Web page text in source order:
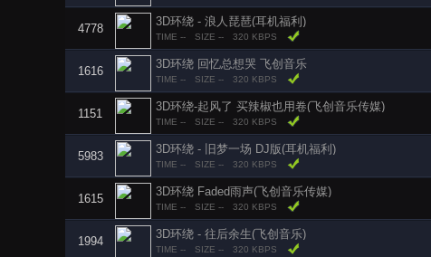
4778
3D环绕 - 浪人琵琶(耳机福利)
TIME -- SIZE -- 320 KBPS
1616
3D环绕 回忆总想哭 飞创音乐
TIME -- SIZE -- 320 KBPS
1151
3D环绕-起风了 买辣椒也用卷(飞创音乐传媒)
TIME -- SIZE -- 320 KBPS
5983
3D环绕 - 旧梦一场 DJ版(耳机福利)
TIME -- SIZE -- 320 KBPS
1615
3D环绕 Faded雨声(飞创音乐传媒)
TIME -- SIZE -- 320 KBPS
1994
3D环绕 - 往后余生(飞创音乐)
TIME -- SIZE -- 320 KBPS